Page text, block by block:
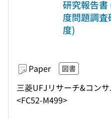
研究報告書
度問題調
度)
Paper 図書
三菱UFJリサーチ&コン
<FC52-M499>